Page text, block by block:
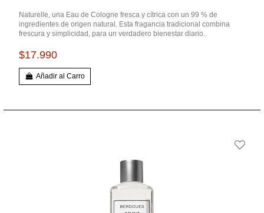
Naturelle, una Eau de Cologne fresca y cítrica con un 99 % de
ingredientes de origen natural. Esta fragancia tradicional combina
frescura y simplicidad, para un verdadero bienestar diario.
$17.990
Añadir al Carro